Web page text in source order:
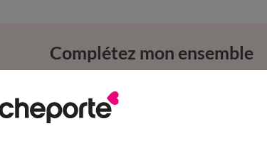
Complétez mon ensemble